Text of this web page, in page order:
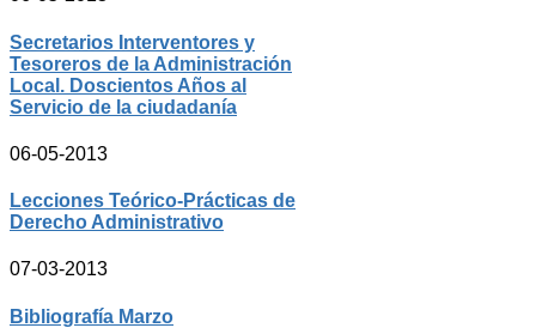
Secretarios Interventores y
Tesoreros de la Administración
Local. Doscientos Años al
Servicio de la ciudadanía
06-05-2013
Lecciones Teórico-Prácticas de
Derecho Administrativo
07-03-2013
Bibliografía Marzo